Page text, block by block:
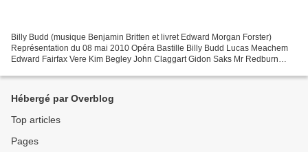
Billy Budd (musique Benjamin Britten et livret Edward Morgan Forster)
Représentation du 08 mai 2010 Opéra Bastille Billy Budd Lucas Meachem
Edward Fairfax Vere Kim Begley John Claggart Gidon Saks Mr Redburn
Hébergé par Overblog
Top articles
Pages